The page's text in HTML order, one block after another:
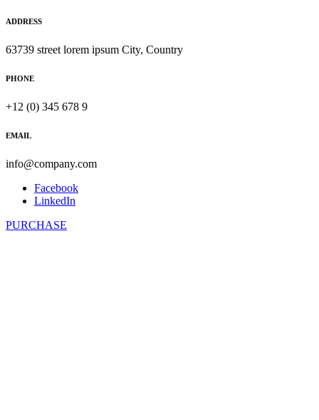
ADDRESS
63739 street lorem ipsum City, Country
PHONE
+12 (0) 345 678 9
EMAIL
info@company.com
Facebook
LinkedIn
PURCHASE